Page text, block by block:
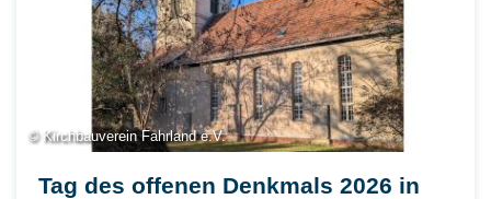
© Kirchbauverein Fahrland e.V.
Tag des offenen Denkmals 2026 in